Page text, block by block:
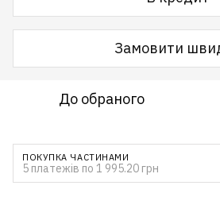
Замовити
До обраного
ПОКУПКА ЧАСТИНАМИ
5 платежів по 1 995.20 грн